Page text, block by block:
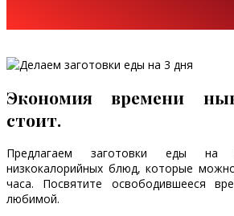
Экономия времени
стоит.
Предлагаем заготовки еды
низкокалорийных блюд, которые
часа. Посвятите освободившееся
любимой.